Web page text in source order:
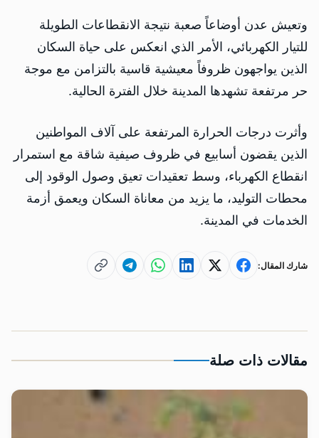
وتعيش عدن أوضاعاً صعبة نتيجة الانقطاعات الطويلة
للتيار الكهربائي، الأمر الذي انعكس على حياة السكان
الذين يواجهون ظروفاً معيشية قاسية بالتزامن مع موجة
حر مرتفعة تشهدها المدينة خلال الفترة الحالية.
وأثرت درجات الحرارة المرتفعة على آلاف المواطنين
الذين يقضون أسابيع في ظروف صيفية شاقة مع استمرار
انقطاع الكهرباء، وسط تعقيدات تعيق وصول الوقود إلى
محطات التوليد، ما يزيد من معاناة السكان ويعمق أزمة
الخدمات في المدينة.
شارك المقال:
مقالات ذات صلة